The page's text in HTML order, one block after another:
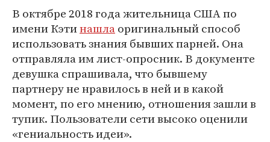
В октябре 2018 года жительница США по
имени Кэтинашлаоригинальный способ
использовать знания бывших парней. Она
отправляла им лист-опросник. В документе
девушка спрашивала, что бывшему
партнеру не нравилось в ней и в какой
момент, по его мнению, отношения зашли в
тупик. Пользователи сети высоко оценили
«гениальность идеи».